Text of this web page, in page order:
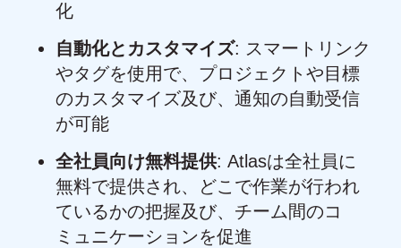
化
自動化とカスタマイズ: スマートリンク
やタグを使用で、プロジェクトや目標
のカスタマイズ及び、通知の自動受信
が可能
全社員向け無料提供: Atlasは全社員に
無料で提供され、どこで作業が行われ
ているかの把握及び、チーム間のコ
ミュニケーションを促進